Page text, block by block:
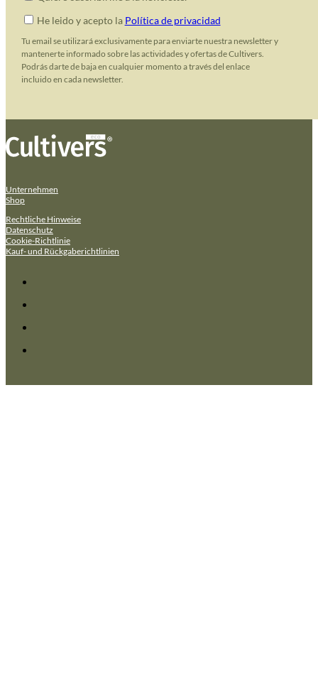
He leido y acepto la Política de privacidad
Tu email se utilizará exclusivamente para enviarte nuestra newsletter y
mantenerte informado sobre las actividades y ofertas de Cultivers.
Podrás darte de baja en cualquier momento a través del enlace
incluido en cada newsletter.
Unternehmen
Shop
Rechtliche Hinweise
Datenschutz
Cookie-Richtlinie
Kauf- und Rückgaberichtlinien